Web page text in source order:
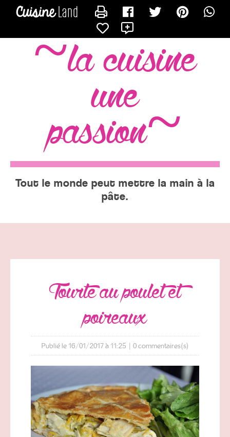
~la cuisine
une
passion~
Tout le monde peut mettre la main à la
pâte.
tourte au poulet et
poireaux
Publié le 16/01/2017 à 11:25 | 0commentaires(s)
CONTACTER MARMOTTINE41